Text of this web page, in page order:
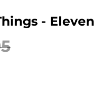
- Eleven